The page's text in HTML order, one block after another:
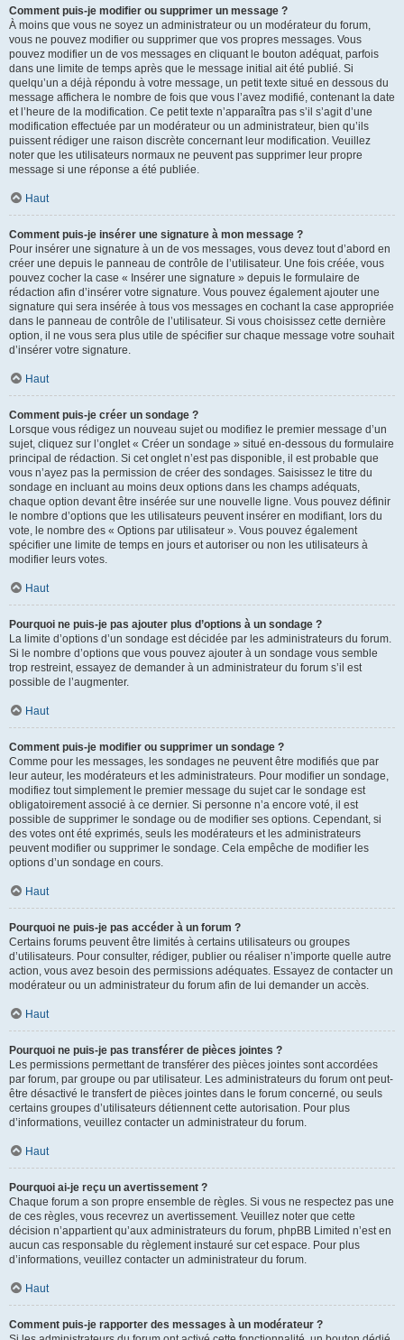
Comment puis-je modifier ou supprimer un message ?
À moins que vous ne soyez un administrateur ou un modérateur du forum,
vous ne pouvez modifier ou supprimer que vos propres messages. Vous
pouvez modifier un de vos messages en cliquant le bouton adéquat, parfois
dans une limite de temps après que le message initial ait été publié. Si
quelqu’un a déjà répondu à votre message, un petit texte situé en dessous du
message affichera le nombre de fois que vous l’avez modifié, contenant la date
et l’heure de la modification. Ce petit texte n’apparaîtra pas s’il s’agit d’une
modification effectuée par un modérateur ou un administrateur, bien qu’ils
puissent rédiger une raison discrète concernant leur modification. Veuillez
noter que les utilisateurs normaux ne peuvent pas supprimer leur propre
message si une réponse a été publiée.
Haut
Comment puis-je insérer une signature à mon message ?
Pour insérer une signature à un de vos messages, vous devez tout d’abord en
créer une depuis le panneau de contrôle de l’utilisateur. Une fois créée, vous
pouvez cocher la case « Insérer une signature » depuis le formulaire de
rédaction afin d’insérer votre signature. Vous pouvez également ajouter une
signature qui sera insérée à tous vos messages en cochant la case appropriée
dans le panneau de contrôle de l’utilisateur. Si vous choisissez cette dernière
option, il ne vous sera plus utile de spécifier sur chaque message votre souhait
d’insérer votre signature.
Haut
Comment puis-je créer un sondage ?
Lorsque vous rédigez un nouveau sujet ou modifiez le premier message d’un
sujet, cliquez sur l’onglet « Créer un sondage » situé en-dessous du formulaire
principal de rédaction. Si cet onglet n’est pas disponible, il est probable que
vous n’ayez pas la permission de créer des sondages. Saisissez le titre du
sondage en incluant au moins deux options dans les champs adéquats,
chaque option devant être insérée sur une nouvelle ligne. Vous pouvez définir
le nombre d’options que les utilisateurs peuvent insérer en modifiant, lors du
vote, le nombre des « Options par utilisateur ». Vous pouvez également
spécifier une limite de temps en jours et autoriser ou non les utilisateurs à
modifier leurs votes.
Haut
Pourquoi ne puis-je pas ajouter plus d’options à un sondage ?
La limite d’options d’un sondage est décidée par les administrateurs du forum.
Si le nombre d’options que vous pouvez ajouter à un sondage vous semble
trop restreint, essayez de demander à un administrateur du forum s’il est
possible de l’augmenter.
Haut
Comment puis-je modifier ou supprimer un sondage ?
Comme pour les messages, les sondages ne peuvent être modifiés que par
leur auteur, les modérateurs et les administrateurs. Pour modifier un sondage,
modifiez tout simplement le premier message du sujet car le sondage est
obligatoirement associé à ce dernier. Si personne n’a encore voté, il est
possible de supprimer le sondage ou de modifier ses options. Cependant, si
des votes ont été exprimés, seuls les modérateurs et les administrateurs
peuvent modifier ou supprimer le sondage. Cela empêche de modifier les
options d’un sondage en cours.
Haut
Pourquoi ne puis-je pas accéder à un forum ?
Certains forums peuvent être limités à certains utilisateurs ou groupes
d’utilisateurs. Pour consulter, rédiger, publier ou réaliser n’importe quelle autre
action, vous avez besoin des permissions adéquates. Essayez de contacter un
modérateur ou un administrateur du forum afin de lui demander un accès.
Haut
Pourquoi ne puis-je pas transférer de pièces jointes ?
Les permissions permettant de transférer des pièces jointes sont accordées
par forum, par groupe ou par utilisateur. Les administrateurs du forum ont peut-
être désactivé le transfert de pièces jointes dans le forum concerné, ou seuls
certains groupes d’utilisateurs détiennent cette autorisation. Pour plus
d’informations, veuillez contacter un administrateur du forum.
Haut
Pourquoi ai-je reçu un avertissement ?
Chaque forum a son propre ensemble de règles. Si vous ne respectez pas une
de ces règles, vous recevrez un avertissement. Veuillez noter que cette
décision n’appartient qu’aux administrateurs du forum, phpBB Limited n’est en
aucun cas responsable du règlement instauré sur cet espace. Pour plus
d’informations, veuillez contacter un administrateur du forum.
Haut
Comment puis-je rapporter des messages à un modérateur ?